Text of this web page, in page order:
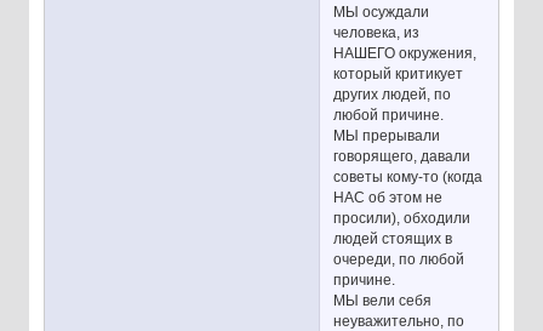
МЫ осуждали
человека, из
НАШЕГО окружения,
который критикует
других людей, по
любой причине.
МЫ прерывали
говорящего, давали
советы кому-то (когда
НАС об этом не
просили), обходили
людей стоящих в
очереди, по любой
причине.
МЫ вели себя
неуважительно, по